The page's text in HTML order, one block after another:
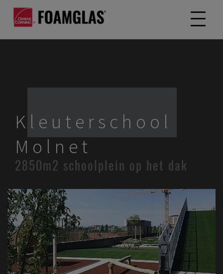
Kleuterschool
Molnet
2850m2 schoolplein op het dak